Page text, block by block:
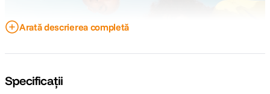
Arată descrierea completă
Specificații